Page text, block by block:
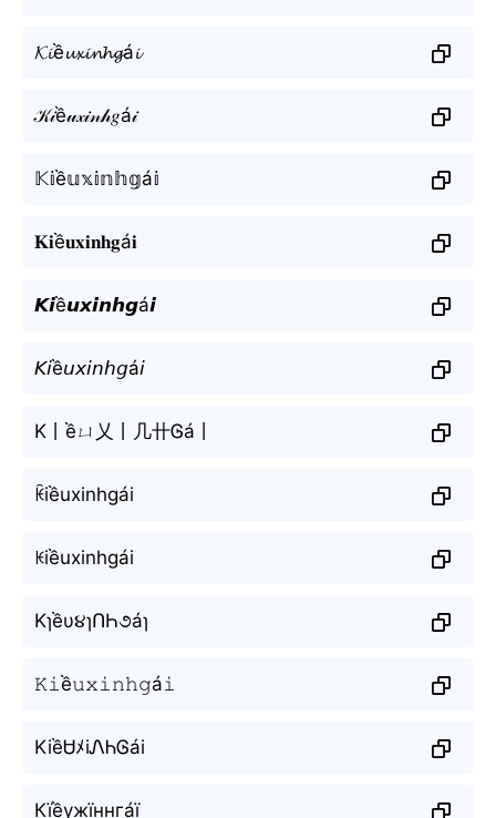
𝓚𝓲ề𝓾𝔁𝓲𝓷𝓱𝓰á𝓲
𝒦𝒾ề𝓊𝓍𝒾𝓃𝒽𝑔á𝒾
𝕂𝕚ề𝕦𝕩𝕚𝕟𝕙𝕘á𝕚
𝐊𝐢ề𝐮𝐱𝐢𝐧𝐡𝐠á𝐢
𝙆𝙞ề𝙪𝙭𝙞𝙣𝙝𝙜á𝙞
𝘒𝘪ề𝘶𝘹𝘪𝘯𝘩𝘨á𝘪
K丨ềㄩ乂丨几卄Ꮆá丨
ꀗiềuxinhgái
ꀘiềuxinhgái
Kɿềυ૪ɿՈҺ૭áɿ
𝙺𝚒ề𝚞𝚡𝚒𝚗𝚑𝚐á𝚒
KiềᏌﾒiᏁᏂᎶái
Кїềужїннгáї